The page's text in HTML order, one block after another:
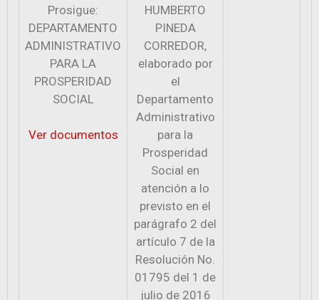
Prosigue:
DEPARTAMENTO
ADMINISTRATIVO
PARA LA
PROSPERIDAD
SOCIAL
Ver documentos
HUMBERTO
PINEDA
CORREDOR,
elaborado por
el
Departamento
Administrativo
para la
Prosperidad
Social en
atención a lo
previsto en el
parágrafo 2 del
artículo 7 de la
Resolución No.
01795 del 1 de
julio de 2016